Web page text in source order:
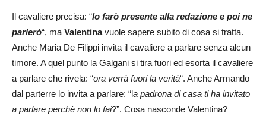
Il cavaliere precisa: “lo farò presente alla redazione e poi ne
parlerò“, maValentinavuole sapere subito di cosa si tratta.
Anche Maria De Filippi invita il cavaliere a parlare senza alcun
timore. A quel punto la Galgani si tira fuori ed esorta il cavaliere
a parlare che rivela: “ora verrà fuori la verità“. Anche Armando
dal parterre lo invita a parlare: “la padrona di casa ti ha invitato
a parlare perchè non lo fai?”. Cosa nasconde Valentina?